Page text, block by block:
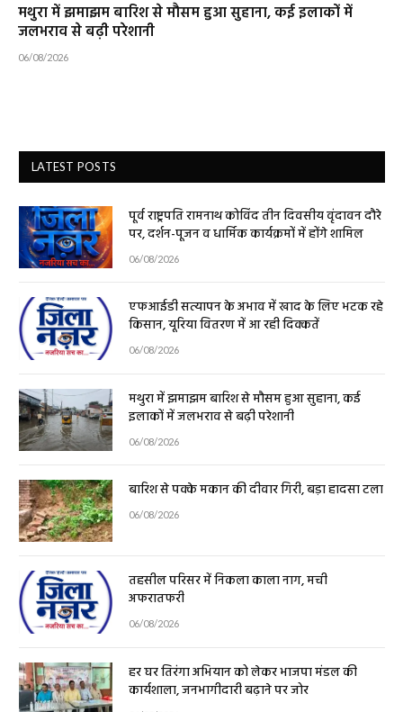
मथुरा में झमाझम बारिश से मौसम हुआ सुहाना, कई इलाकों में
जलभराव से बढ़ी परेशानी
06/08/2026
LATEST POSTS
पूर्व राष्ट्रपति रामनाथ कोविंद तीन दिवसीय वृंदावन दौरे
पर, दर्शन-पूजन व धार्मिक कार्यक्रमों में होंगे शामिल
06/08/2026
एफआईडी सत्यापन के अभाव में खाद के लिए भटक रहे
किसान, यूरिया वितरण में आ रही दिक्कतें
06/08/2026
मथुरा में झमाझम बारिश से मौसम हुआ सुहाना, कई
इलाकों में जलभराव से बढ़ी परेशानी
06/08/2026
बारिश से पक्के मकान की दीवार गिरी, बड़ा हादसा टला
06/08/2026
तहसील परिसर में निकला काला नाग, मची
अफरातफरी
06/08/2026
हर घर तिरंगा अभियान को लेकर भाजपा मंडल की
कार्यशाला, जनभागीदारी बढ़ाने पर जोर